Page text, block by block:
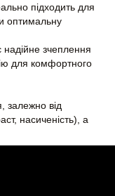
підходить для
оптимальну
зчеплення
для комфортного
залежно від
насиченість), а